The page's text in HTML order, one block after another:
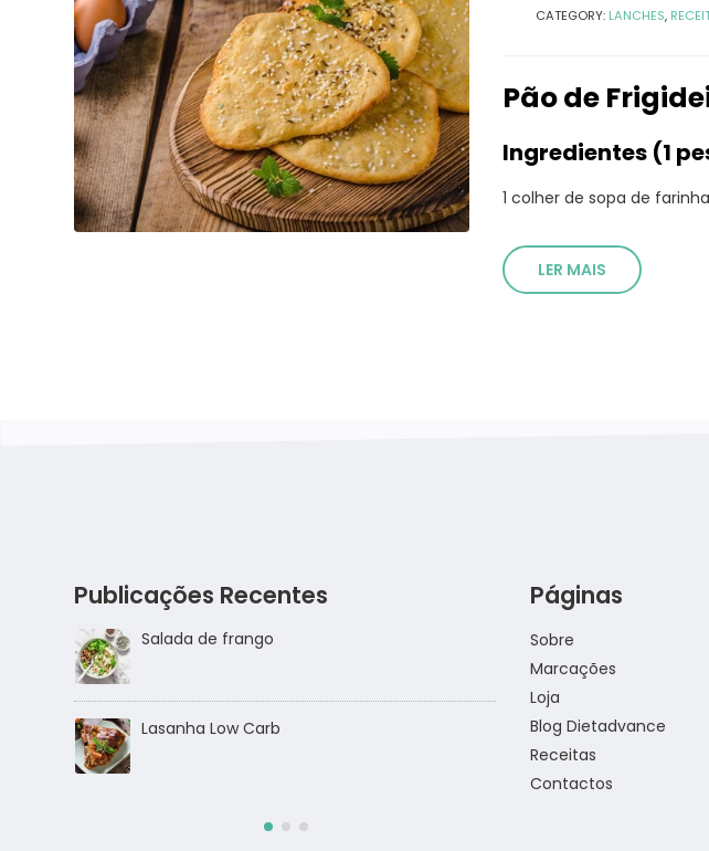
CATEGORY: LANCHES,
Pão de
Ingredientes (1
1 colher de sopa de
LER MAIS
Lasanha Low Carb
Salmão com crosta de
sésamo
Salada
Publicações Recentes
Salmão com crosta de sésamo
Salada de frango ao molho alho
Receita de pizza
frango
Salada de Atum
Páginas
Sobre
Marcações
Loja
Blog Dietadvance
Receitas
Contactos